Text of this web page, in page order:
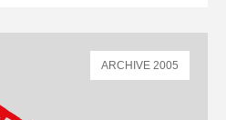
ARCHIVE 2005